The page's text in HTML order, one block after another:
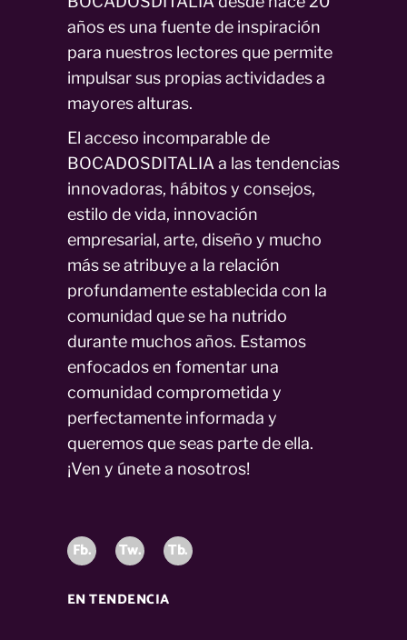
años es una fuente de inspiración
para nuestros lectores que permite
impulsar sus propias actividades a
mayores alturas.
El acceso incomparable de
BOCADOSDITALIA a las tendencias
innovadoras, hábitos y consejos,
estilo de vida, innovación
empresarial, arte, diseño y mucho
más se atribuye a la relación
profundamente establecida con la
comunidad que se ha nutrido
durante muchos años. Estamos
enfocados en fomentar una
comunidad comprometida y
perfectamente informada y
queremos que seas parte de ella.
¡Ven y únete a nosotros!
Fb. Tw. Tb.
EN TENDENCIA